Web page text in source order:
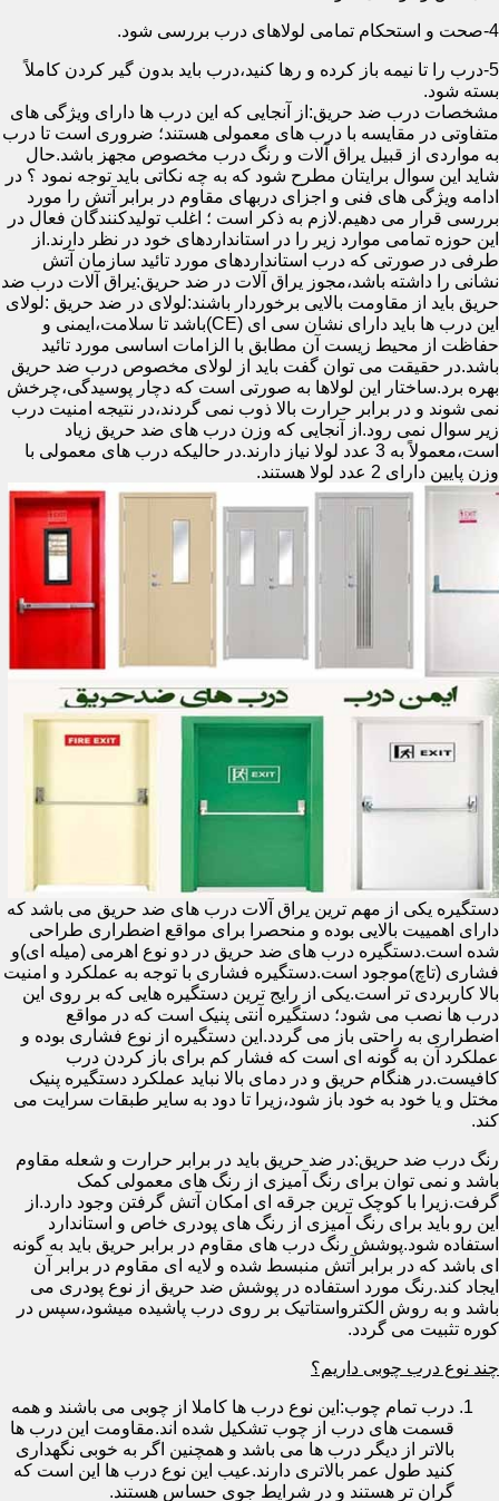
4-صحت و استحکام تمامی لولاهای درب بررسی شود.
5-درب را تا نیمه باز کرده و رها کنید،درب باید بدون گیر کردن کاملاً
بسته شود.
مشخصات درب ضد حریق:از آنجایی که این درب ها دارای ویژگی های
متفاوتی در مقایسه با درب های معمولی هستند؛ ضروری است تا درب
به مواردی از قبیل یراق آلات و رنگ درب مخصوص مجهز باشد.حال
شاید این سوال برایتان مطرح شود که به چه نکاتی باید توجه نمود ؟ در
ادامه ویژگی های فنی و اجزای دربهای مقاوم در برابر آتش را مورد
بررسی قرار می دهیم.لازم به ذکر است ؛ اغلب تولیدکنندگان فعال در
این حوزه تمامی موارد زیر را در استانداردهای خود در نظر دارند.از
طرفی در صورتی که درب استانداردهای مورد تائید سازمان آتش
نشانی را داشته باشد،مجوز یراق آلات در ضد حریق:یراق آلات درب ضد
حریق باید از مقاومت بالایی برخوردار باشند:لولای در ضد حریق :لولای
این درب ها باید دارای نشان سی ای (CE)باشد تا سلامت،ایمنی و
حفاظت از محیط زیست آن مطابق با الزامات اساسی مورد تائید
باشد.در حقیقت می توان گفت باید از لولای مخصوص درب ضد حریق
بهره برد.ساختار این لولاها به صورتی است که دچار پوسیدگی،چرخش
نمی شوند و در برابر حرارت بالا ذوب نمی گردند،در نتیجه امنیت درب
زیر سوال نمی رود.از آنجایی که وزن درب های ضد حریق زیاد
است،معمولاً به 3 عدد لولا نیاز دارند.در حالیکه درب های معمولی با
وزن پایین دارای 2 عدد لولا هستند.
دستگیره یکی از مهم ترین یراق آلات درب های ضد حریق می باشد که
دارای اهمییت بالایی بوده و منحصرا برای مواقع اضطراری طراحی
شده است.دستگیره درب های ضد حریق در دو نوع اهرمی (میله ای)و
فشاری (تاچ)موجود است.دستگیره فشاری با توجه به عملکرد و امنیت
بالا کاربردی تر است.یکی از رایج ترین دستگیره هایی که بر روی این
درب ها نصب می شود؛ دستگیره آنتی پنیک است که در مواقع
اضطراری به راحتی باز می گردد.این دستگیره از نوع فشاری بوده و
عملکرد آن به گونه ای است که فشار کم برای باز کردن درب
کافیست.در هنگام حریق و در دمای بالا نباید عملکرد دستگیره پنیک
مختل و یا خود به خود باز شود،زیرا تا دود به سایر طبقات سرایت می
کند.
رنگ درب ضد حریق:در ضد حریق باید در برابر حرارت و شعله مقاوم
باشد و نمی توان برای رنگ آمیزی از رنگ های معمولی کمک
گرفت.زیرا با کوچک ترین جرقه ای امکان آتش گرفتن وجود دارد.از
این رو باید برای رنگ آمیزی از رنگ های پودری خاص و استاندارد
استفاده شود.پوشش رنگ درب های مقاوم در برابر حریق باید به گونه
ای باشد که در برابر آتش منبسط شده و لایه ای مقاوم در برابر آن
ایجاد کند.رنگ مورد استفاده در پوشش ضد حریق از نوع پودری می
باشد و به روش الکترواستاتیک بر روی درب پاشیده میشود،سپس در
کوره تثبیت می گردد.
چند نوع درب چوبی داریم؟
درب تمام چوب:این نوع درب ها کاملا از چوبی می باشند و همه
قسمت های درب از چوب تشکیل شده اند.مقاومت این درب ها
بالاتر از دیگر درب ها می باشد و همچنین اگر به خوبی نگهداری
کنید طول عمر بالاتری دارند.عیب این نوع درب ها این است که
گران تر هستند و در شرایط جوی حساس هستند.